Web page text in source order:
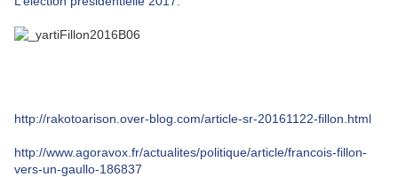
http://rakotoarison.over-blog.com/article-sr-20161122-fillon.html
http://www.agoravox.fr/actualites/politique/article/francois-fillon-
vers-un-gaullo-186837